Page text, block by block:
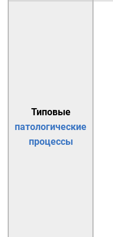
Типовые
патологические
процессы